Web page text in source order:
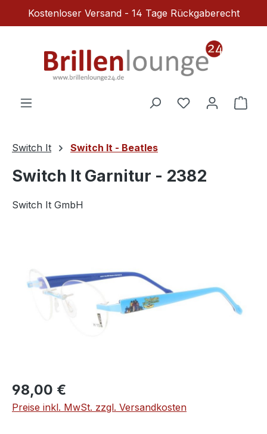
Zum Hauptinhalt springen
Kostenloser Versand - 14 Tage Rückgaberecht
Du hast 0
Switch It Switch It - Beatles
Switch It Garnitur - 2382
Switch It GmbH
Regulärer Preis:
98,00 €
Preise inkl. MwSt. zzgl. Versandkosten